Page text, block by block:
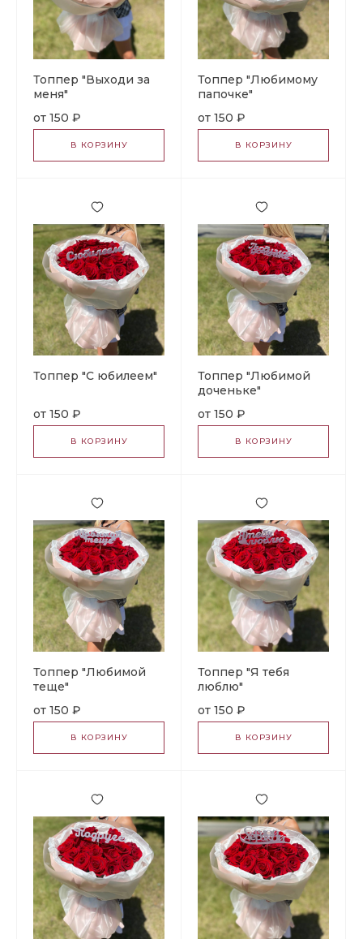
Топпер "Выходи за
меня"
150 ₽
В КОРЗИНУ
Топпер "Любимому
папочке"
150 ₽
В КОРЗИНУ
Топпер "С юбилеем"
150 ₽
В КОРЗИНУ
Топпер "Любимой
доченьке"
150 ₽
В КОРЗИНУ
Топпер "Любимой
теще"
150 ₽
В КОРЗИНУ
Топпер "Я тебя
люблю"
150 ₽
В КОРЗИНУ